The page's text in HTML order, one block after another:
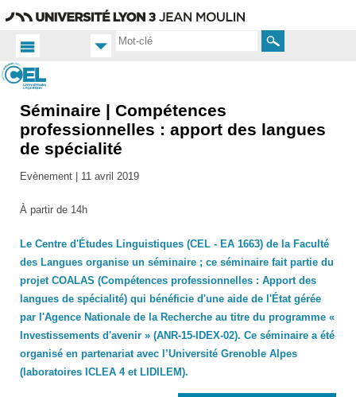
Rechercher
Accueil FR
Actualités
Manifestations
Séminaire | Compétences
professionnelles : apport des langues
de spécialité
Evènement | 11 avril 2019
À partir de 14h
Le Centre d'Études Linguistiques (CEL - EA 1663) de la Faculté
des Langues organise un séminaire ; ce séminaire fait partie du
projet COALAS (Compétences professionnelles : Apport des
langues de spécialité) qui bénéficie d'une aide de l'État gérée
par l'Agence Nationale de la Recherche au titre du programme «
Investissements d'avenir » (ANR-15-IDEX-02). Ce séminaire a été
organisé en partenariat avec l’Université Grenoble Alpes
(laboratoires ICLEA 4 et LIDILEM).